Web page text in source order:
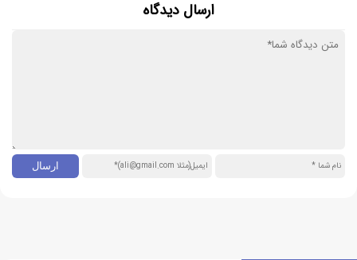
ارسال دیدگاه